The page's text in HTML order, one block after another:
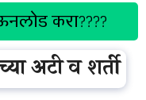
करा????
अटी व शर्ती